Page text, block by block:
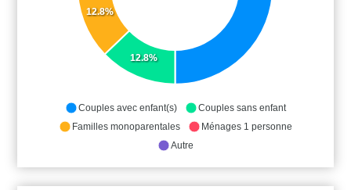
12.8%
12.8%
Couples avec enfant(s)
Couples sans enfant
Familles monoparentales
Ménages 1 personne
Autre